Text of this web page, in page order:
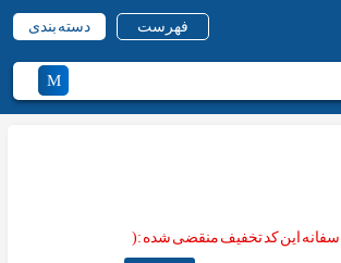
فهرست دسته بندی
این کد تخفیف منقضی شده :(